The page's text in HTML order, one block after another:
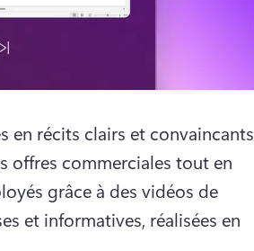
en récits clairs et convaincants
offres commerciales tout en
grâce à des vidéos de
et informatives, réalisées en